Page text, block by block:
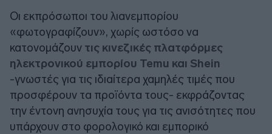
Οι εκπρόσωποι του λιανεμπορίου
«φωτογραφίζουν», χωρίς ωστόσο να
κατονομάζουν τις κινεζικές πλατφόρμες
ηλεκτρονικού εμπορίου Temu και Shein
-γνωστές για τις ιδιαίτερα χαμηλές τιμές που
προσφέρουν τα προϊόντα τους- εκφράζοντας
την έντονη ανησυχία τους για τις ανισότητες που
υπάρχουν στο φορολογικό και εμπορικό